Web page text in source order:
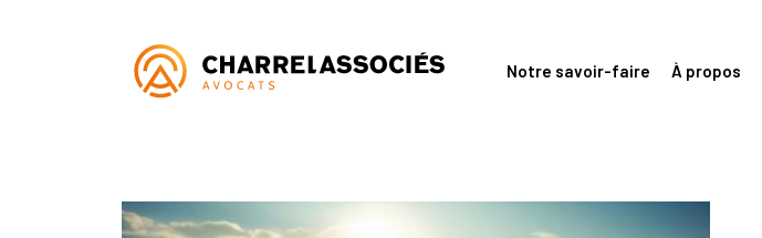
Notre savoir-faire À propos